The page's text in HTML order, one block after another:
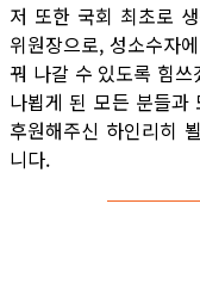
저 또한 국회 최초로
위원장으로, 성소수자
꿔 나갈 수 있도록 힘
나뵙게 된 모든 분들과
후원해주신 하인리히
니다.